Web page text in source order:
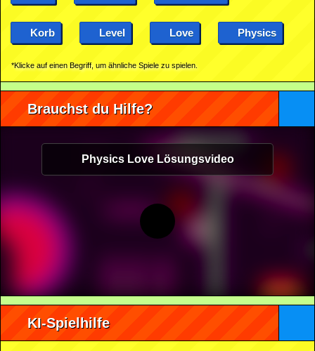
Korb Level Love Physics
*Klicke auf einen Begriff, um ähnliche Spiele zu spielen.
Brauchst du Hilfe?
Physics Love Lösungsvideo
KI-Spielhilfe